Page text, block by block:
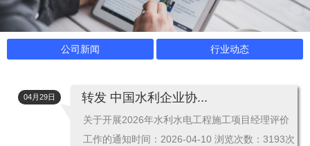
公司新闻 行业动态
转发 中国水利企业协...
关于开展2026年水利水电工程施工项目经理评价
工作的通知时间：2026-04-10 浏览次数：3193次
04月29日